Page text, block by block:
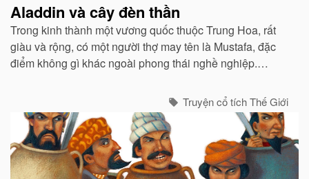
Aladdin và cây đèn thần
Trong kinh thành một vương quốc thuộc Trung Hoa, rất
giàu và rộng, có một người thợ may tên là Mustafa, đặc
điểm không gì khác ngoài phong thái nghề nghiệp.
Truyện cổ tích Thế Giới